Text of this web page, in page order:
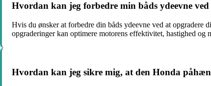
Hvordan kan jeg forbedre min båds ydeevne
Hvis du ønsker at forbedre din båds ydeevne ved at opgradere
opgraderinger kan optimere motorens effektivitet, hastighed og
Hvordan kan jeg sikre mig, at den Honda